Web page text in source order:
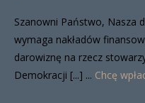
Szanowni Państwo, Nasza
wymaga nakładów
darowiznę na rzecz
Demokracji [...] ... Chcę